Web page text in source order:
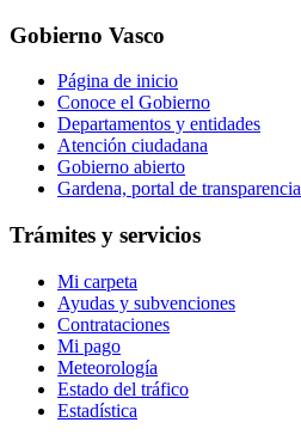
Gobierno Vasco
Página de inicio
Conoce el Gobierno
Departamentos y entidades
Atención ciudadana
Gobierno abierto
Gardena, portal de transparencia
Trámites y servicios
Mi carpeta
Ayudas y subvenciones
Contrataciones
Mi pago
Meteorología
Estado del tráfico
Estadística